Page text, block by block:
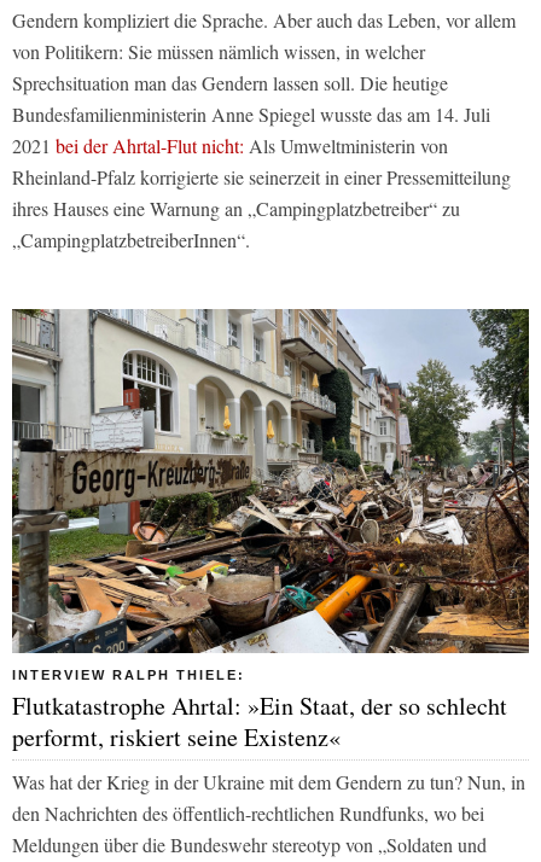
Gendern kompliziert die Sprache. Aber auch das Leben, vor allem
von Politikern: Sie müssen nämlich wissen, in welcher
Sprechsituation man das Gendern lassen soll. Die heutige
Bundesfamilienministerin Anne Spiegel wusste das am 14. Juli
2021 bei der Ahrtal-Flut nicht: Als Umweltministerin von
Rheinland-Pfalz korrigierte sie seinerzeit in einer Pressemitteilung
ihres Hauses eine Warnung an „Campingplatzbetreiber“ zu
„CampingplatzbetreiberInnen“.
INTERVIEW RALPH THIELE:
Flutkatastrophe Ahrtal: »Ein Staat, der so schlecht
performt, riskiert seine Existenz«
Was hat der Krieg in der Ukraine mit dem Gendern zu tun? Nun, in
den Nachrichten des öffentlich-rechtlichen Rundfunks, wo bei
Meldungen über die Bundeswehr stereotyp von „Soldaten und